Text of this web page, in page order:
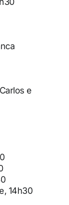
e
14h30